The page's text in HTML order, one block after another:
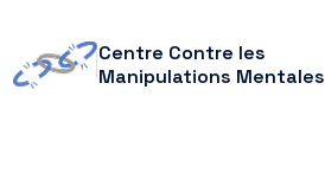
Centre Contre les
Manipulations Mentales